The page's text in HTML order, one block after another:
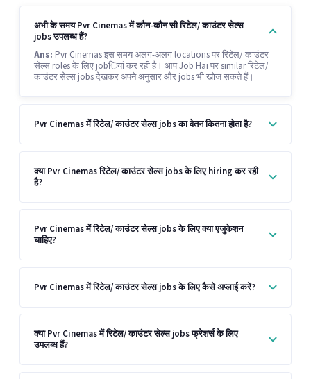
अभी के समय Pvr Cinemas में कौन-कौन सी रिटेल/ काउंटर सेल्स
jobs उपलब्ध हैं?
Ans: Pvr Cinemas इस समय अलग-अलग locations पर रिटेल/ काउंटर
सेल्स roles के लिए jobियां कर रही है। आप Job Hai पर similar रिटेल/
काउंटर सेल्स jobs देखकर अपने अनुसार और jobs भी खोज सकते हैं।
Pvr Cinemas में रिटेल/ काउंटर सेल्स jobs का वेतन कितना होता है?
क्या Pvr Cinemas रिटेल/ काउंटर सेल्स jobs के लिए hiring कर रही
है?
Pvr Cinemas में रिटेल/ काउंटर सेल्स jobs के लिए क्या एजुकेशन
चाहिए?
Pvr Cinemas में रिटेल/ काउंटर सेल्स jobs के लिए कैसे अप्लाई करें?
क्या Pvr Cinemas में रिटेल/ काउंटर सेल्स jobs फ्रेशर्स के लिए
उपलब्ध हैं?